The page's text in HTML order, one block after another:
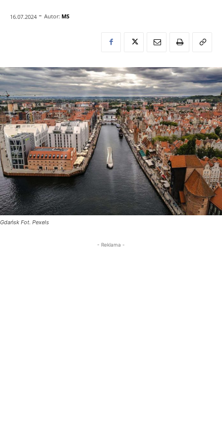
16.07.2024 - Autor: MS
Gdańsk Fot. Pexels
- Reklama -